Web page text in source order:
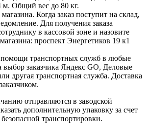
Общий вес до 80 кг.
Когда заказ поступит на склад,
Для получения заказа
в кассовой зоне и назовите
проспект Энергетиков 19 к1
помощи транспортных служб в любые
заказчика Яндекс GO, Деловые
другая транспортная служба. Доставка
отправляются в заводской
дополнительную упаковку за счет
безопасной транспортировки.